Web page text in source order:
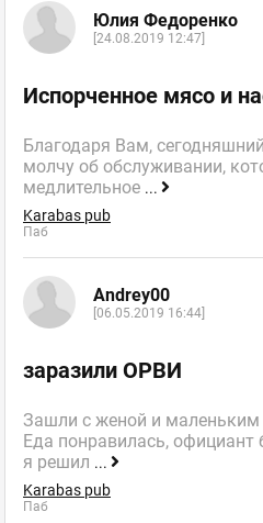
Юлия Федоренко
[24.08.2019 12:47]
Испорченное мясо и
Благодаря Вам,
молчу об обслуживании,
медлительное ...
Karabas pub
Паб
Andrey00
[06.05.2019 16:44]
заразили ОРВИ
Зашли с женой и маленьким
Еда понравилась,
я решил ...
Karabas pub
Паб